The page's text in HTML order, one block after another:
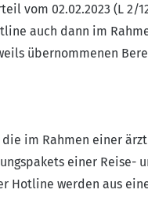
vom 02.02.2023 (L 2/
auch dann im
übernommenen
im Rahmen einer
einer Reise-
Hotline werden aus